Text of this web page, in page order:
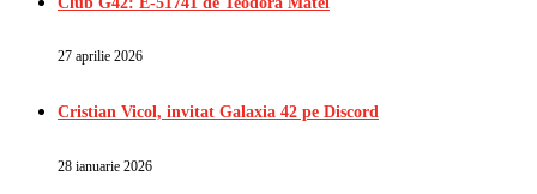
27 aprilie 2026
Cristian Vicol, invitat Galaxia 42 pe Discord
28 ianuarie 2026